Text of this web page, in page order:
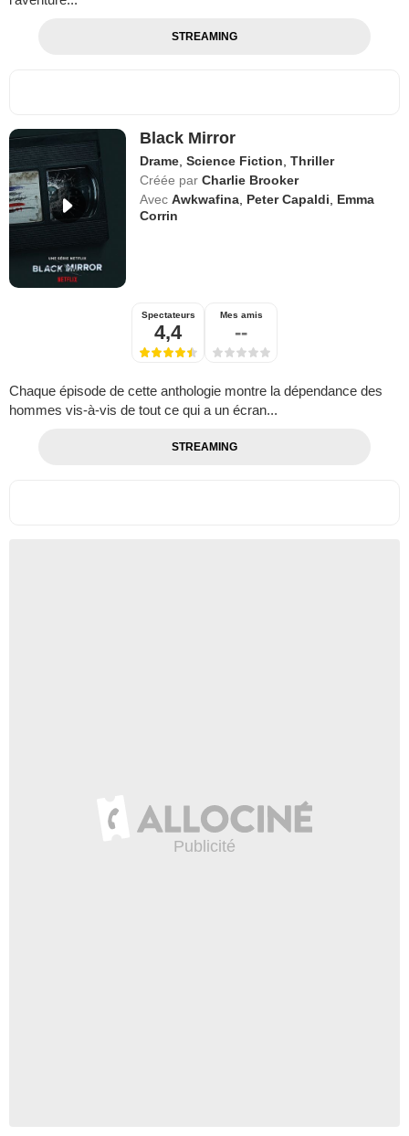
STREAMING
Black Mirror
Drame ,Science Fiction ,Thriller
Créée par Charlie Brooker
Avec Awkwafina Peter Capaldi
Emma
Corrin
Spectateurs
4,4
Mes amis
--
Chaque épisode de cette anthologie montre la dépendance des
hommes vis-à-vis de tout ce qui a un écran...
STREAMING